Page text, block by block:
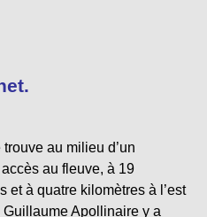
au milieu d’un
au fleuve, à 19
et à quatre kilomètres à l’est
Apollinaire y a